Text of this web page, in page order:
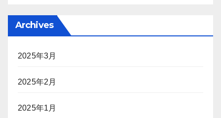
Archives
2025年3月
2025年2月
2025年1月